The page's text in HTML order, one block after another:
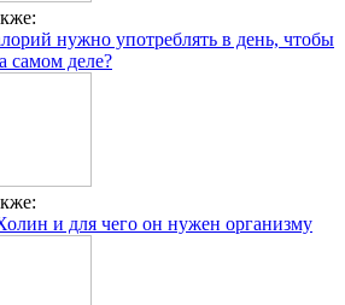
нужно употреблять в день, чтобы
самом деле?
и для чего он нужен организму